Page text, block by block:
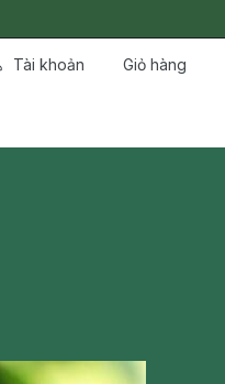
Tài khoản Giỏ hàng